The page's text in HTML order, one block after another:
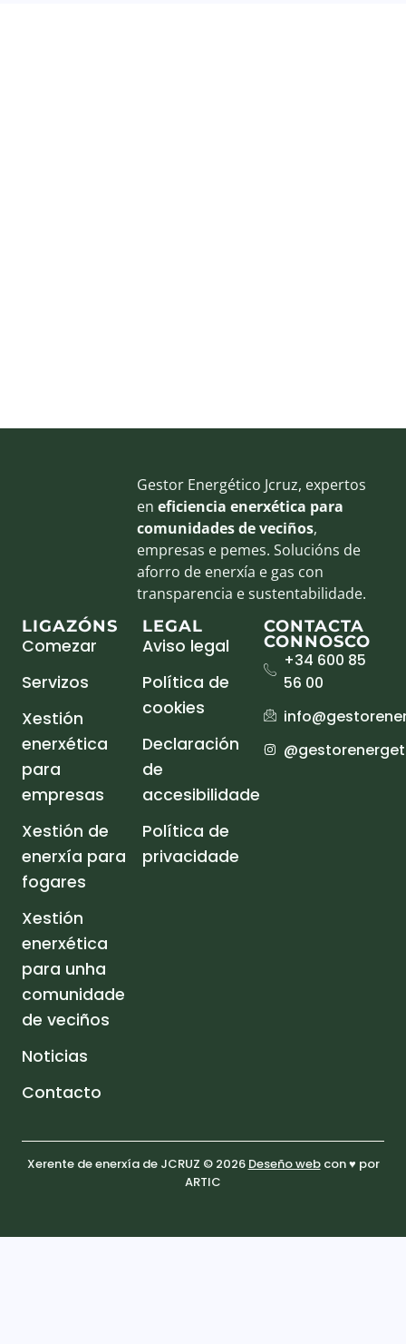
Gestor Energético Jcruz, expertos
en eficiencia enerxética para
comunidades de veciños,
empresas e pemes. Solucións de
aforro de enerxía e gas con
transparencia e sustentabilidade.
LIGAZÓNS
Comezar
Servizos
Xestión
enerxética
para
empresas
Xestión de
enerxía para
fogares
Xestión
enerxética
para unha
comunidade
de veciños
Noticias
Contacto
LEGAL
Aviso legal
Política de
cookies
Declaración
de
accesibilidade
Política de
privacidade
CONTACTA
CONNOSCO
+34 600 85
56 00
Xerente de enerxía de JCRUZ © 2026 Deseño webcon ♥️ por
ARTIC